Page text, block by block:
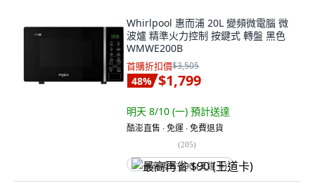
Whirlpool 惠而浦 20L 變頻微電腦 微
波爐 精準火力控制 按鍵式 轉盤 黑色
WMWE200B
首購折扣價$3,505
48% $1,799
明天 8/10 (一) 預計送達
酷澎直售 ∙ 免運 ∙ 免費退貨
(205)
最高再省 $90 (王道卡)